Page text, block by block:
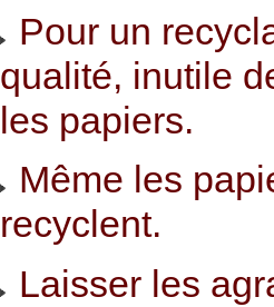
Pour un
qualité, inutile
les papiers.
Même les
recyclent.
Laisser les